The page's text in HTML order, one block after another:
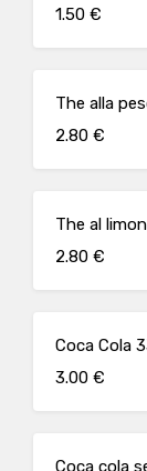
1.50 €
The alla
2.80 €
The al
2.80 €
Coca Cola
3.00 €
Coca cola